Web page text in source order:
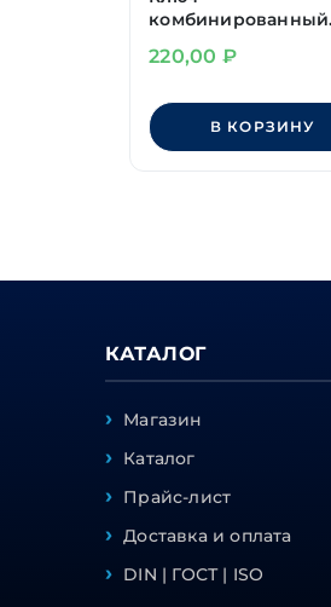
комбинированный
220,00 ₽
В КОРЗИНУ
КАТАЛОГ
Магазин
Каталог
Прайс-лист
Доставка и оплата
DIN | ГОСТ | ISO